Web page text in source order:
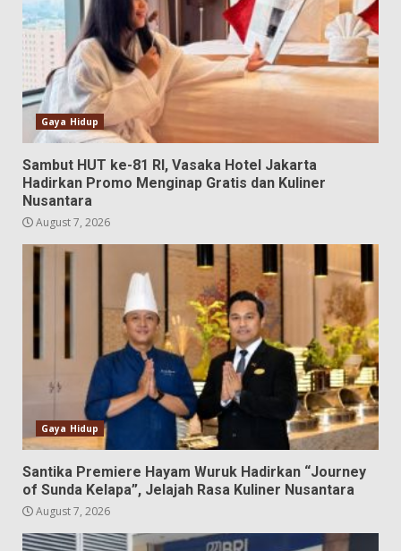
Gaya Hidup
Sambut HUT ke-81 RI, Vasaka Hotel Jakarta
Hadirkan Promo Menginap Gratis dan Kuliner
Nusantara
August 7, 2026
Gaya Hidup
Santika Premiere Hayam Wuruk Hadirkan “Journey
of Sunda Kelapa”, Jelajah Rasa Kuliner Nusantara
August 7, 2026